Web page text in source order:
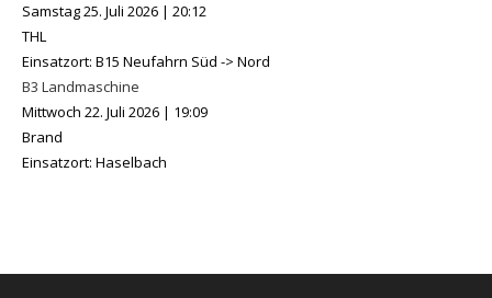
Samstag 25. Juli 2026 | 20:12
THL
Einsatzort: B15 Neufahrn Süd -> Nord
B3 Landmaschine
Mittwoch 22. Juli 2026 | 19:09
Brand
Einsatzort: Haselbach